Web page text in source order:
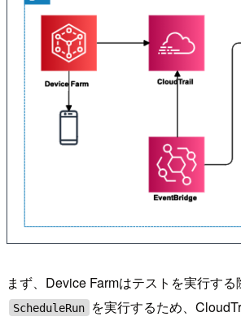
まず、Device Farmはテストを実行する
ScheduleRun
を実行するため、